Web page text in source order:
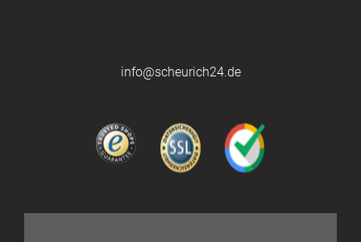
info@scheurich24.de